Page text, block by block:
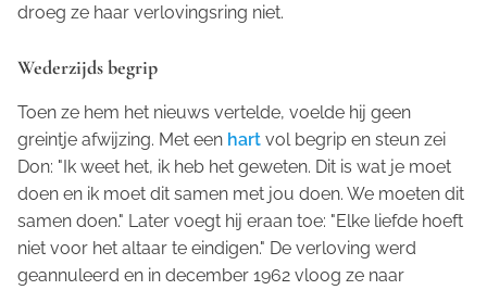
droeg ze haar verlovingsring niet.
Wederzijds begrip
Toen ze hem het nieuws vertelde, voelde hij geen
greintje afwijzing. Met een hart vol begrip en steun zei
Don: "Ik weet het, ik heb het geweten. Dit is wat je moet
doen en ik moet dit samen met jou doen. We moeten dit
samen doen." Later voegt hij eraan toe: "Elke liefde hoeft
niet voor het altaar te eindigen." De verloving werd
geannuleerd en in december 1962 vloog ze naar